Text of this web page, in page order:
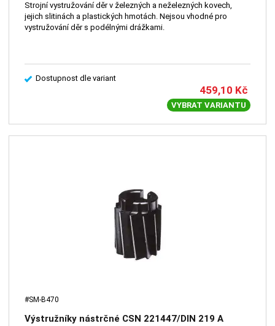
Strojní vystružování děr v železných a neželezných kovech,
jejich slitinách a plastických hmotách. Nejsou vhodné pro
vystružování děr s podélnými drážkami.
Dostupnost dle variant
459,10 Kč
VYBRAT VARIANTU
#SM-B470
Výstružníky nástrčné CSN 221447/DIN 219 A